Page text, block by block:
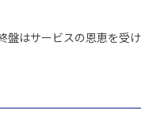
盤はサービスの恩恵を受け